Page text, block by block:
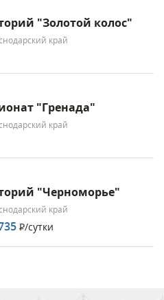
"Золотой колос"
край
"Гренада"
край
"Черноморье"
край
Р/сутки